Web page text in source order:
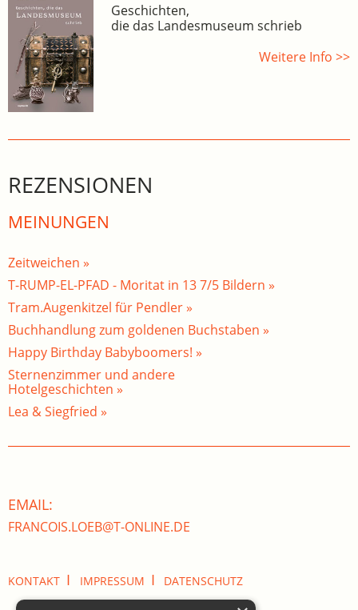
Geschichten,
die das Landesmuseum schrieb
Weitere Info >>
REZENSIONEN
MEINUNGEN
Zeitweichen »
T-RUMP-EL-PFAD - Moritat in 13 7/5 Bildern »
Tram.Augenkitzel für Pendler »
Buchhandlung zum goldenen Buchstaben »
Happy Birthday Babyboomers! »
Sternenzimmer und andere
Hotelgeschichten »
Lea & Siegfried »
EMAIL:
FRANCOIS.LOEB@T-ONLINE.DE
KONTAKT I IMPRESSUM I DATENSCHUTZ